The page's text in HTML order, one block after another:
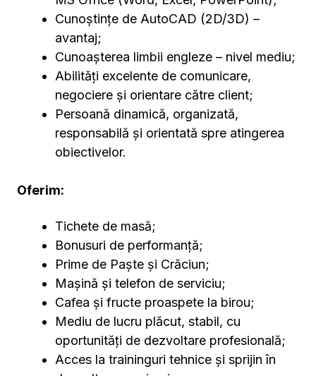
Cunoștințe de AutoCAD (2D/3D) –
avantaj;
Cunoașterea limbii engleze – nivel mediu;
Abilități excelente de comunicare,
negociere și orientare către client;
Persoană dinamică, organizată,
responsabilă și orientată spre atingerea
obiectivelor.
Oferim:
Tichete de masă;
Bonusuri de performanță;
Prime de Paște și Crăciun;
Mașină și telefon de serviciu;
Cafea și fructe proaspete la birou;
Mediu de lucru plăcut, stabil, cu
oportunități de dezvoltare profesională;
Acces la traininguri tehnice și sprijin în